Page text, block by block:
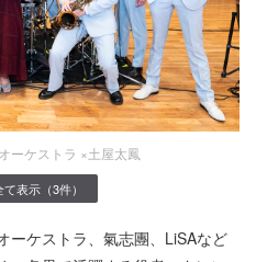
ーケストラ ×土屋太鳳
表示（3件）
ーケストラ、氣志團、LiSAなど